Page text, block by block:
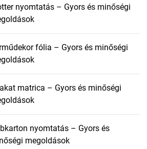
nyomtatás – Gyors és minőségi
fólia – Gyors és minőségi
matrica – Gyors és minőségi
nyomtatás – Gyors és
megoldások